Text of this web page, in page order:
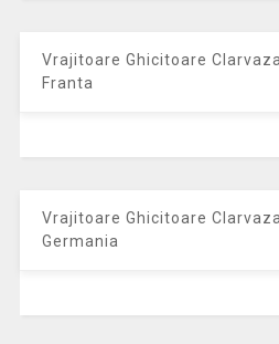
Vrajitoare Ghicitoare
Franta
Vrajitoare Ghicitoare
Germania